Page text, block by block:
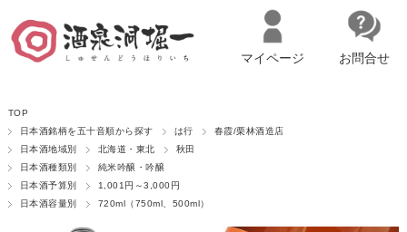
マイページへログイン
マイページ お問合せ
TOP
日本酒銘柄を五十音順から探す
は行
春霞/栗林酒造店
日本酒地域別
北海道・東北
秋田
日本酒種類別
純米吟醸・吟醸
日本酒予算別
1,001円～3,000円
日本酒容量別
720ml（750ml、500ml）